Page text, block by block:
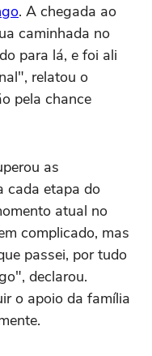
. A chegada ao
caminhada no
para lá, e foi ali
relatou o
pela chance
as
cada etapa do
atual no
complicado, mas
passei, por tudo
declarou.
o apoio da família